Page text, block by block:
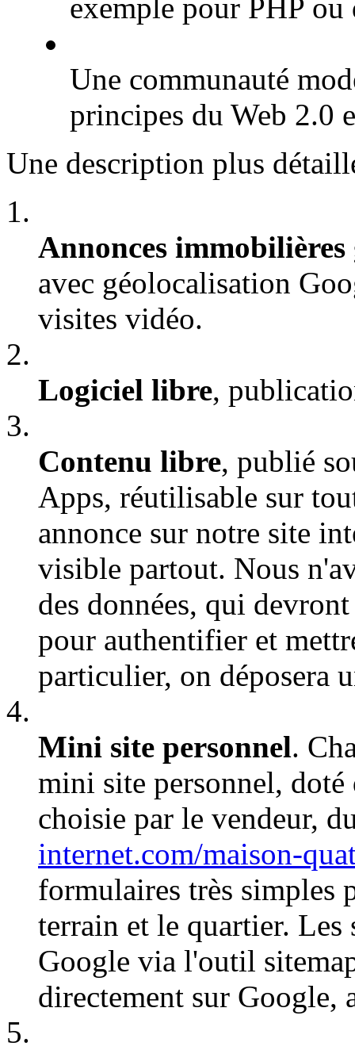
exemple pour PHP
Une communauté
principes du Web 2.0
Une description plus
Annonces
avec géolocalisation
visites vidéo.
Logiciel libre,
Contenu libre, publié
Apps, réutilisable sur
annonce sur notre site
visible partout. Nous
des données, qui
pour authentifier et
particulier, on déposera
Mini site personnel.
mini site personnel,
choisie par le vendeur,
internet.com/maison-
formulaires très simples
terrain et le quartier. Les
Google via l'outil
directement sur Google,